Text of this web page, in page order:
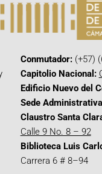
Conmutador:(+57)
Capitolio Nacional:
Edificio Nuevo del
Sede
Claustro Santa
Calle 9 No. 8 – 92
Biblioteca Luis
Carrera 6 # 8–94